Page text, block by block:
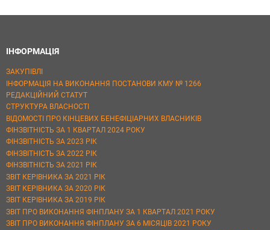
ІНФОРМАЦІЯ
ЗАКУПІВЛІ
ІНФОРМАЦІЯ НА ВИКОНАННЯ ПОСТАНОВИ КМУ № 1266
РЕДАКЦІЙНИЙ СТАТУТ
СТРУКТУРА ВЛАСНОСТІ
ВІДОМОСТІ ПРО КІНЦЕВИХ БЕНЕФІЦІАРНИХ ВЛАСНИКІВ
ФІНЗВІТНІСТЬ ЗА 1 КВАРТАЛ 2024 РОКУ
ФІНЗВІТНІСТЬ ЗА 2023 РІК
ФІНЗВІТНІСТЬ ЗА 2022 РІК
ФІНЗВІТНІСТЬ ЗА 2021 РІК
ЗВІТ КЕРІВНИКА ЗА 2021 РІК
ЗВІТ КЕРІВНИКА ЗА 2020 РІК
ЗВІТ КЕРІВНИКА ЗА 2019 РІК
ЗВІТ ПРО ВИКОНАННЯ ФІНПЛАНУ ЗА 1 КВАРТАЛ 2021 РОКУ
ЗВІТ ПРО ВИКОНАННЯ ФІНПЛАНУ ЗА 6 МІСЯЦІВ 2021 РОКУ